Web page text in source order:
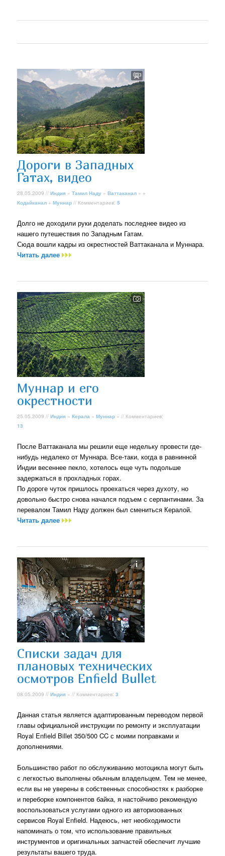
Дороги в Западных
Гатах, видео
28.05.2009 //Индия »Тамил Наду »Ваттаканал » +
Кодайканал +Муннар // Комментариев:5
Долго не доходили руки доделать последнее видео из
нашего путешествия по Западным Гатам.
Сюда вошли кадры из окрестностей Ваттаканала и Муннара.
Читать далее
Муннар и его
окрестности
25.05.2009 //Индия »Керала »Муннар » // Комментариев:
13
После Ваттаканала мы решили еще недельку провести где-
нибудь недалеко от Муннара. Все-таки, когда в равнинной
Индии весеннее пекло, хотелось еще чуть подольше
задержаться в прохладных горах.
По дороге чуток пришлось проехаться через духоту, но
довольно быстро снова начался подъем с серпантинами. За
перевалом Тамил Наду должен был смениться Кералой.
Читать далее
Списки задач для
плановых технических
осмотров Enfield Bullet
08.05.2009 //Индия » // Комментариев:3
Данная статья является адаптированным переводом первой
главы официальной инструкции по ремонту и эксплуатации
Royal Enfield Billet 350/500 CC с моими поправками и
дополнениями.
Большинство работ по обслуживанию мотоцикла могут быть
с легкостью выполнены обычным владельцем. Тем не менее,
если вы не уверены в собственных способностях к разборке
и переборке компонентов байка, я настойчиво рекомендую
воспользоваться услугами одного из авторизованных
сервисов Royal Enfield. Надеюсь, нет необходимости
напоминать о том, что использование правильных
инструментов и оригинальных запчастей обеспечит лучшие
результаты вашего труда.